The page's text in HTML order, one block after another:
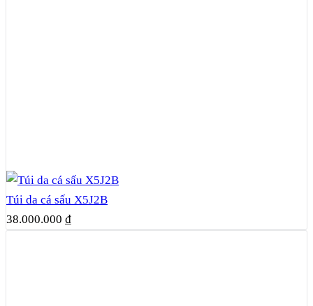
Túi da cá sấu X5J2B
38.000.000 ₫